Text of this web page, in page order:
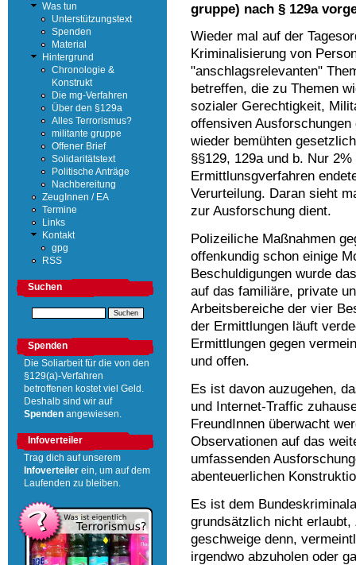
gruppe) nach § 129a
Wieder mal auf der
Kriminalisierung von
"anschlagsrelevanten"
betreffen, die zu Themen
sozialer Gerechtigkeit,
offensiven
wieder bemühten
§§129, 129a und b. Nur
Ermittlunsgverfahren
Verurteilung. Daran sieht
zur Ausforschung dient.
Polizeiliche Maßnahmen
offenkundig schon einige
Beschuldigungen wurde
auf das familiäre, private
Arbeitsbereiche der vier
der Ermittlungen läuft
Ermittlungen gegen
und offen.
Es ist davon auzugehen,
und Internet-Traffic
FreundInnen überwacht
Observationen auf das
umfassenden
abenteuerlichen
Es ist dem
grundsätzlich nicht erlaubt,
geschweige denn,
irgendwo abzuholen oder
Was tun
Unterstützungstext
Spenden
Material
Hintergrund
Chronologie &
Konstrukt
Die mg-Verfahren
Über den §129a
Alles Terrorismus?
militante gruppe
Offener Brief
Solidaritätstext
Politische Anträge
Nachbereitung
ZeugInnen / EA
Termine
Links
Kontakt
gpg
RSS
Suchen
Spenden
Die Soliarbeit für die von den
§129(a)-Verfahren
betroffenen kostet viel Geld.
Deshalb sind wir auf
Spenden angewiesen.
Infoverteiler
Trag dich auf unserem
Infoverteiler ein, um auf dem
Laufenden zu bleiben.